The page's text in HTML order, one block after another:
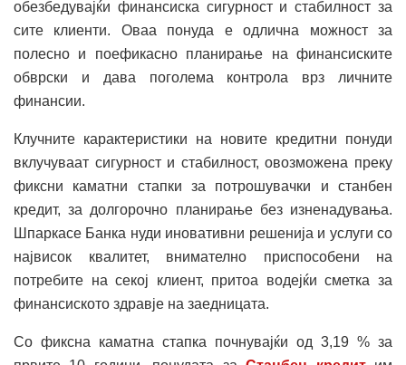
обезбедувајќи финансиска сигурност и стабилност за
сите клиенти. Оваа понуда е одлична можност за
полесно и поефикасно планирање на финансиските
обврски и дава поголема контрола врз личните
финансии.
Клучните карактеристики на новите кредитни понуди
вклучуваат сигурност и стабилност, овозможена преку
фиксни каматни стапки за потрошувачки и станбен
кредит, за долгорочно планирање без изненадувања.
Шпаркасе Банка нуди иновативни решенија и услуги со
највисок квалитет, внимателно приспособени на
потребите на секој клиент, притоа водејќи сметка за
финансиското здравје на заедницата.
Со фиксна каматна стапка почнувајќи од 3,19 % за